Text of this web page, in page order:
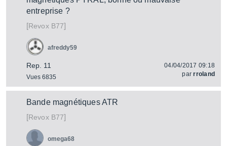
entreprise ?
[RevoxB77]
Rep. 11
Vues 6835
afreddy59
04/04/2017 09:18
parrroland
Bande magnétiques ATR
[RevoxB77]
omega68